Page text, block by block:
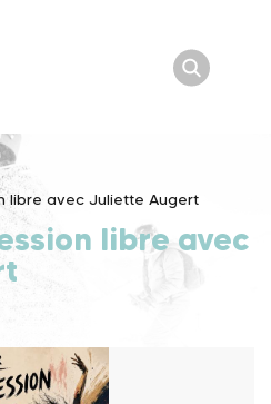
libre avec Juliette Augert
libre avec